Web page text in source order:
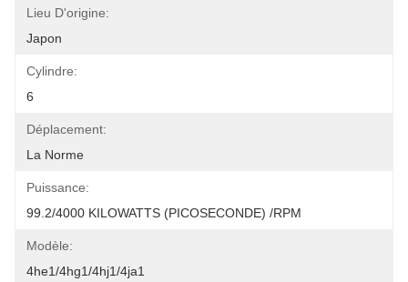
Lieu D'origine:
Japon
Cylindre:
6
Déplacement:
La Norme
Puissance:
99.2/4000 KILOWATTS (PICOSECONDE) /RPM
Modèle:
4he1/4hg1/4hj1/4ja1